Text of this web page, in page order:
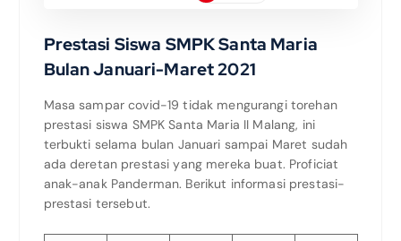
Prestasi Siswa SMPK Santa Maria
Bulan Januari-Maret 2021
Masa sampar covid-19 tidak mengurangi torehan
prestasi siswa SMPK Santa Maria II Malang, ini
terbukti selama bulan Januari sampai Maret sudah
ada deretan prestasi yang mereka buat. Proficiat
anak-anak Panderman. Berikut informasi prestasi-
prestasi tersebut.